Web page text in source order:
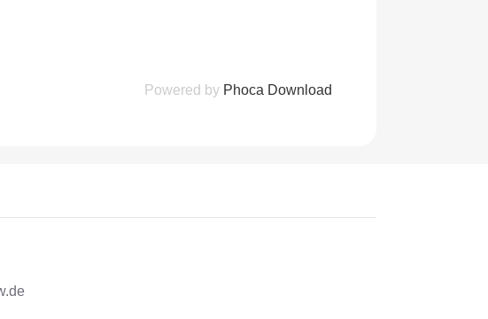
Powered by Phoca Download